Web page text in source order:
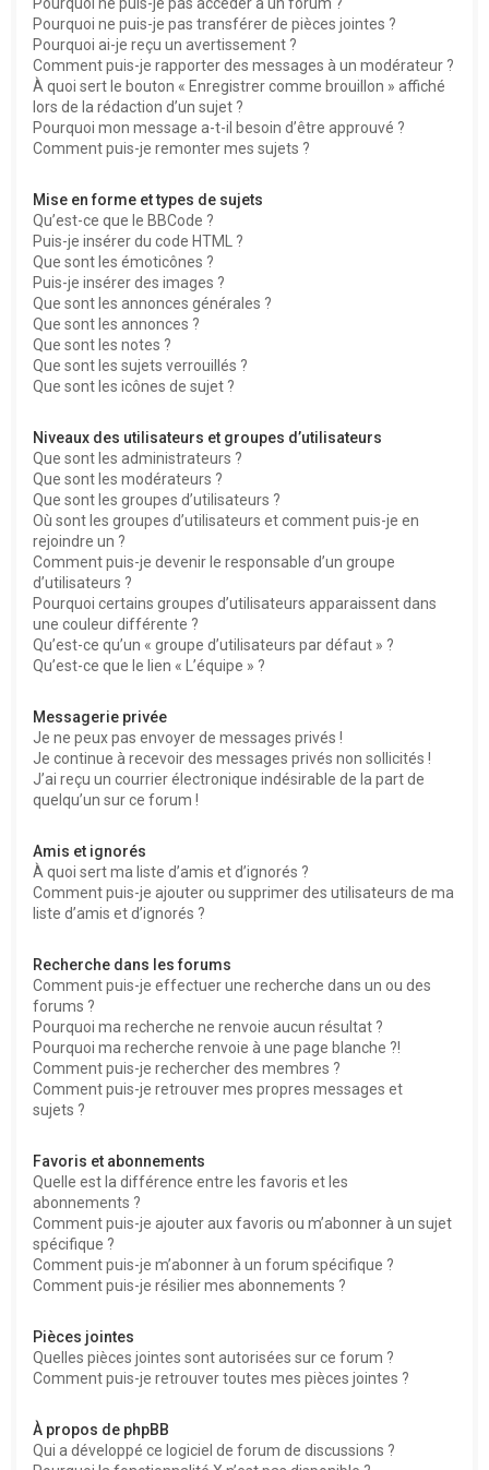
Pourquoi ne puis-je pas transférer de pièces jointes ?
Pourquoi ai-je reçu un avertissement ?
Comment puis-je rapporter des messages à un modérateur ?
À quoi sert le bouton « Enregistrer comme brouillon » affiché
lors de la rédaction d’un sujet ?
Pourquoi mon message a-t-il besoin d’être approuvé ?
Comment puis-je remonter mes sujets ?
Mise en forme et types de sujets
Qu’est-ce que le BBCode ?
Puis-je insérer du code HTML ?
Que sont les émoticônes ?
Puis-je insérer des images ?
Que sont les annonces générales ?
Que sont les annonces ?
Que sont les notes ?
Que sont les sujets verrouillés ?
Que sont les icônes de sujet ?
Niveaux des utilisateurs et groupes d’utilisateurs
Que sont les administrateurs ?
Que sont les modérateurs ?
Que sont les groupes d’utilisateurs ?
Où sont les groupes d’utilisateurs et comment puis-je en
rejoindre un ?
Comment puis-je devenir le responsable d’un groupe
d’utilisateurs ?
Pourquoi certains groupes d’utilisateurs apparaissent dans
une couleur différente ?
Qu’est-ce qu’un « groupe d’utilisateurs par défaut » ?
Qu’est-ce que le lien « L’équipe » ?
Messagerie privée
Je ne peux pas envoyer de messages privés !
Je continue à recevoir des messages privés non sollicités !
J’ai reçu un courrier électronique indésirable de la part de
quelqu’un sur ce forum !
Amis et ignorés
À quoi sert ma liste d’amis et d’ignorés ?
Comment puis-je ajouter ou supprimer des utilisateurs de ma
liste d’amis et d’ignorés ?
Recherche dans les forums
Comment puis-je effectuer une recherche dans un ou des
forums ?
Pourquoi ma recherche ne renvoie aucun résultat ?
Pourquoi ma recherche renvoie à une page blanche ?!
Comment puis-je rechercher des membres ?
Comment puis-je retrouver mes propres messages et
sujets ?
Favoris et abonnements
Quelle est la différence entre les favoris et les
abonnements ?
Comment puis-je ajouter aux favoris ou m’abonner à un sujet
spécifique ?
Comment puis-je m’abonner à un forum spécifique ?
Comment puis-je résilier mes abonnements ?
Pièces jointes
Quelles pièces jointes sont autorisées sur ce forum ?
Comment puis-je retrouver toutes mes pièces jointes ?
À propos de phpBB
Qui a développé ce logiciel de forum de discussions ?